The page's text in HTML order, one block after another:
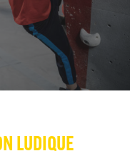
LUDIQUE